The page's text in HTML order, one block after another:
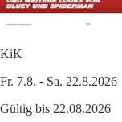
KiK
Fr. 7.8. - Sa. 22.8.2026
Gültig bis 22.08.2026